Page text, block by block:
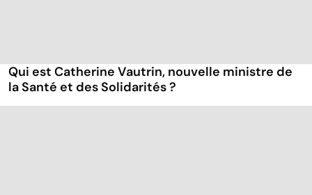
Qui est Catherine Vautrin, nouvelle ministre de
la Santé et des Solidarités ?